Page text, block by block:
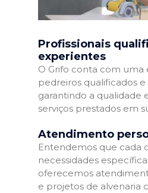
Profissionais
experientes
O Grifo conta com uma
pedreiros qualificados
garantindo a qualidade
serviços prestados em
Atendimento
Entendemos que cada
necessidades
oferecemos
e projetos de alvenaria